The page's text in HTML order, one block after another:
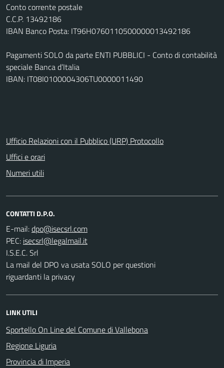
Conto corrente postale
C.C.P. 13492186
IBAN Banco Posta: IT96H0760110500000013492186
Pagamenti SOLO da parte ENTI PUBBLICI - Conto di contabilità
speciale Banca d’Italia
IBAN: IT08I0100004306TU0000011490
Ufficio Relazioni con il Pubblico (URP) Protocollo
Uffici e orari
Numeri utili
CONTATTI D.P.O.
E-mail:
PEC:
I.S.E.C. Srl
La mail del DPO va usata SOLO per questioni
riguardanti la privacy
LINK UTILI
Sportello On Line del Comune di Vallebona
Regione Liguria
Provincia di Imperia